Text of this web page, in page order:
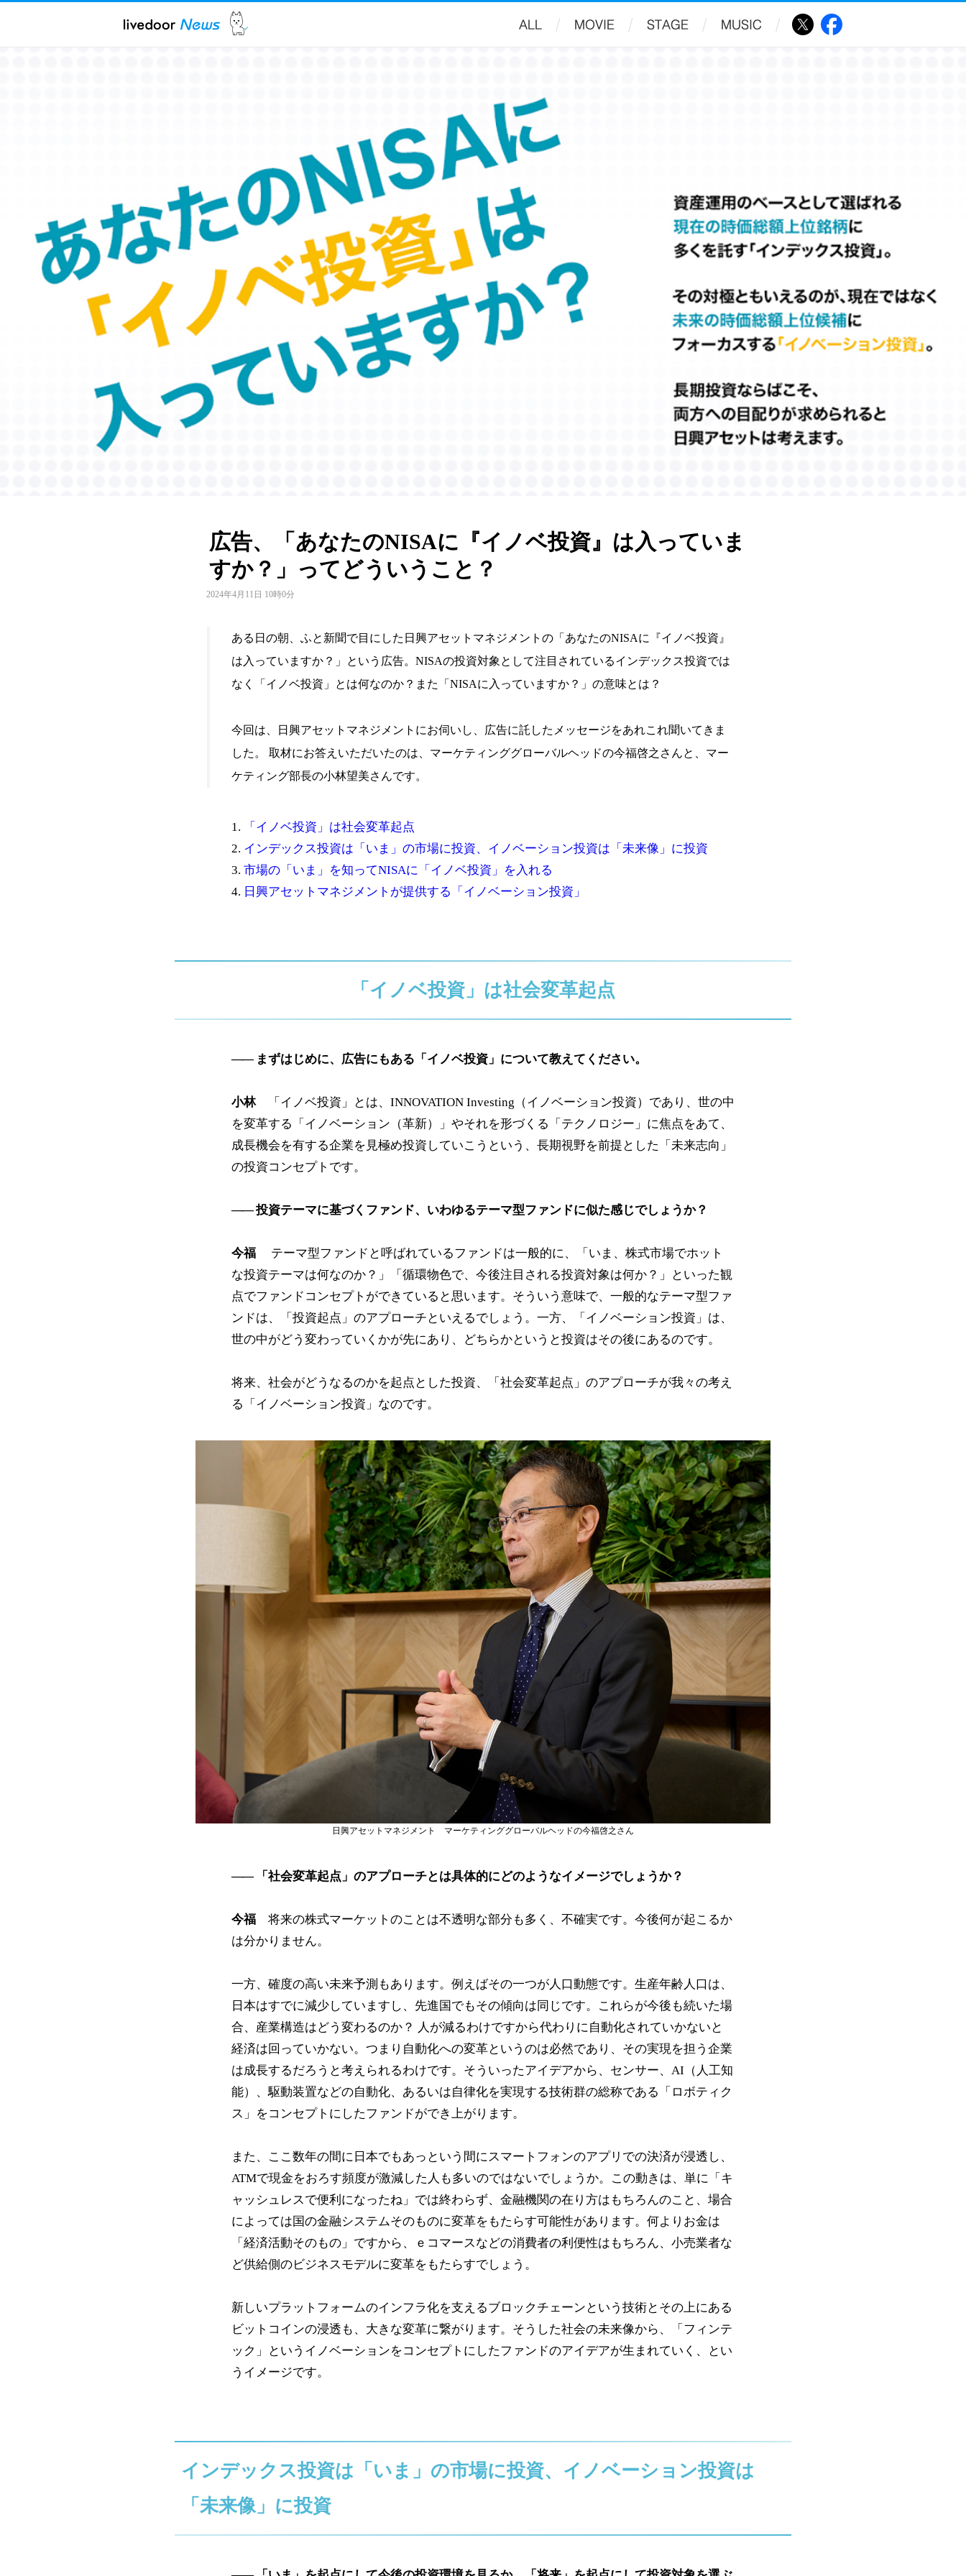
広告、「あなたのNISAに『イノベ投資』は入っていま
すか？」ってどういうこと？
2024年4月11日 10時0分
ある日の朝、ふと新聞で目にした日興アセットマネジメントの「あなたのNISAに『イノベ投資』
は入っていますか？」という広告。NISAの投資対象として注目されているインデックス投資では
なく「イノベ投資」とは何なのか？また「NISAに入っていますか？」の意味とは？
今回は、日興アセットマネジメントにお伺いし、広告に託したメッセージをあれこれ聞いてきま
した。 取材にお答えいただいたのは、マーケティンググローバルヘッドの今福啓之さんと、マー
ケティング部長の小林望美さんです。
1.
「イノベ投資」は社会変革起点
2. インデックス投資は「いま」の市場に投資、イノベーション投資は「未来像」に投資
3. 市場の「いま」を知ってNISAに「イノベ投資」を入れる
4. 日興アセットマネジメントが提供する「イノベーション投資」
「イノベ投資」は社会変革起点
まずはじめに、広告にもある「イノベ投資」について教えてください。
小林
「イノベ投資」とは、INNOVATION Investing（イノベーション投資）であり、世の中
を変革する「イノベーション（革新）」やそれを形づくる「テクノロジー」に焦点をあて、
成長機会を有する企業を見極め投資していこうという、長期視野を前提とした「未来志向」
の投資コンセプトです。
投資テーマに基づくファンド、いわゆるテーマ型ファンドに似た感じでしょうか？
今福
テーマ型ファンドと呼ばれているファンドは一般的に、「いま、株式市場でホット
な投資テーマは何なのか？」「循環物色で、今後注目される投資対象は何か？」といった観
点でファンドコンセプトができていると思います。そういう意味で、一般的なテーマ型ファ
ンドは、「投資起点」のアプローチといえるでしょう。一方、「イノベーション投資」は、
世の中がどう変わっていくかが先にあり、どちらかというと投資はその後にあるのです。
将来、社会がどうなるのかを起点とした投資、「社会変革起点」のアプローチが我々の考え
る「イノベーション投資」なのです。
日興アセットマネジメント マーケティンググローバルヘッドの今福啓之さん
「社会変革起点」のアプローチとは具体的にどのようなイメージでしょうか？
今福 将来の株式マーケットのことは不透明な部分も多く、不確実です。今後何が起こるか
は分かりません。
一方、確度の高い未来予測もあります。例えばその一つが人口動態です。生産年齢人口は、
日本はすでに減少していますし、先進国でもその傾向は同じです。これらが今後も続いた場
合、産業構造はどう変わるのか？ 人が減るわけですから代わりに自動化されていかないと
経済は回っていかない。つまり自動化への変革というのは必然であり、その実現を担う企業
は成長するだろうと考えられるわけです。そういったアイデアから、センサー、AI（人工知
能）、駆動装置などの自動化、あるいは自律化を実現する技術群の総称である「ロボティク
ス」をコンセプトにしたファンドができ上がります。
また、ここ数年の間に日本でもあっという間にスマートフォンのアプリでの決済が浸透し、
ATMで現金をおろす頻度が激減した人も多いのではないでしょうか。この動きは、単に「キ
ャッシュレスで便利になったね」では終わらず、金融機関の在り方はもちろんのこと、場合
によっては国の金融システムそのものに変革をもたらす可能性があります。何よりお金は
「経済活動そのもの」ですから、ｅコマースなどの消費者の利便性はもちろん、小売業者な
ど供給側のビジネスモデルに変革をもたらすでしょう。
新しいプラットフォームのインフラ化を支えるブロックチェーンという技術とその上にある
ビットコインの浸透も、大きな変革に繋がります。そうした社会の未来像から、「フィンテ
ック」というイノベーションをコンセプトにしたファンドのアイデアが生まれていく、とい
うイメージです。
インデックス投資は「いま」の市場に投資、イノベーション投資は
「未来像」に投資